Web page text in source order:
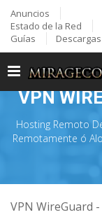
Anuncios
Estado de la Red
Guías
Descargas
VPN
Hosting Remoto
Remotamente ó
VPN WireGuard